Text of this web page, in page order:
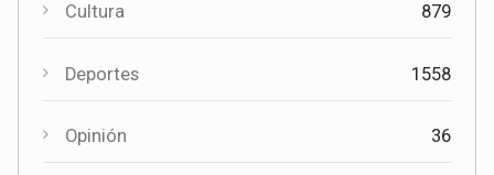
Cultura
El Certamen "Villa Cervantina" vuelve a situar a Mota del
Cultura 879
Deportes 1558
Opinión 36